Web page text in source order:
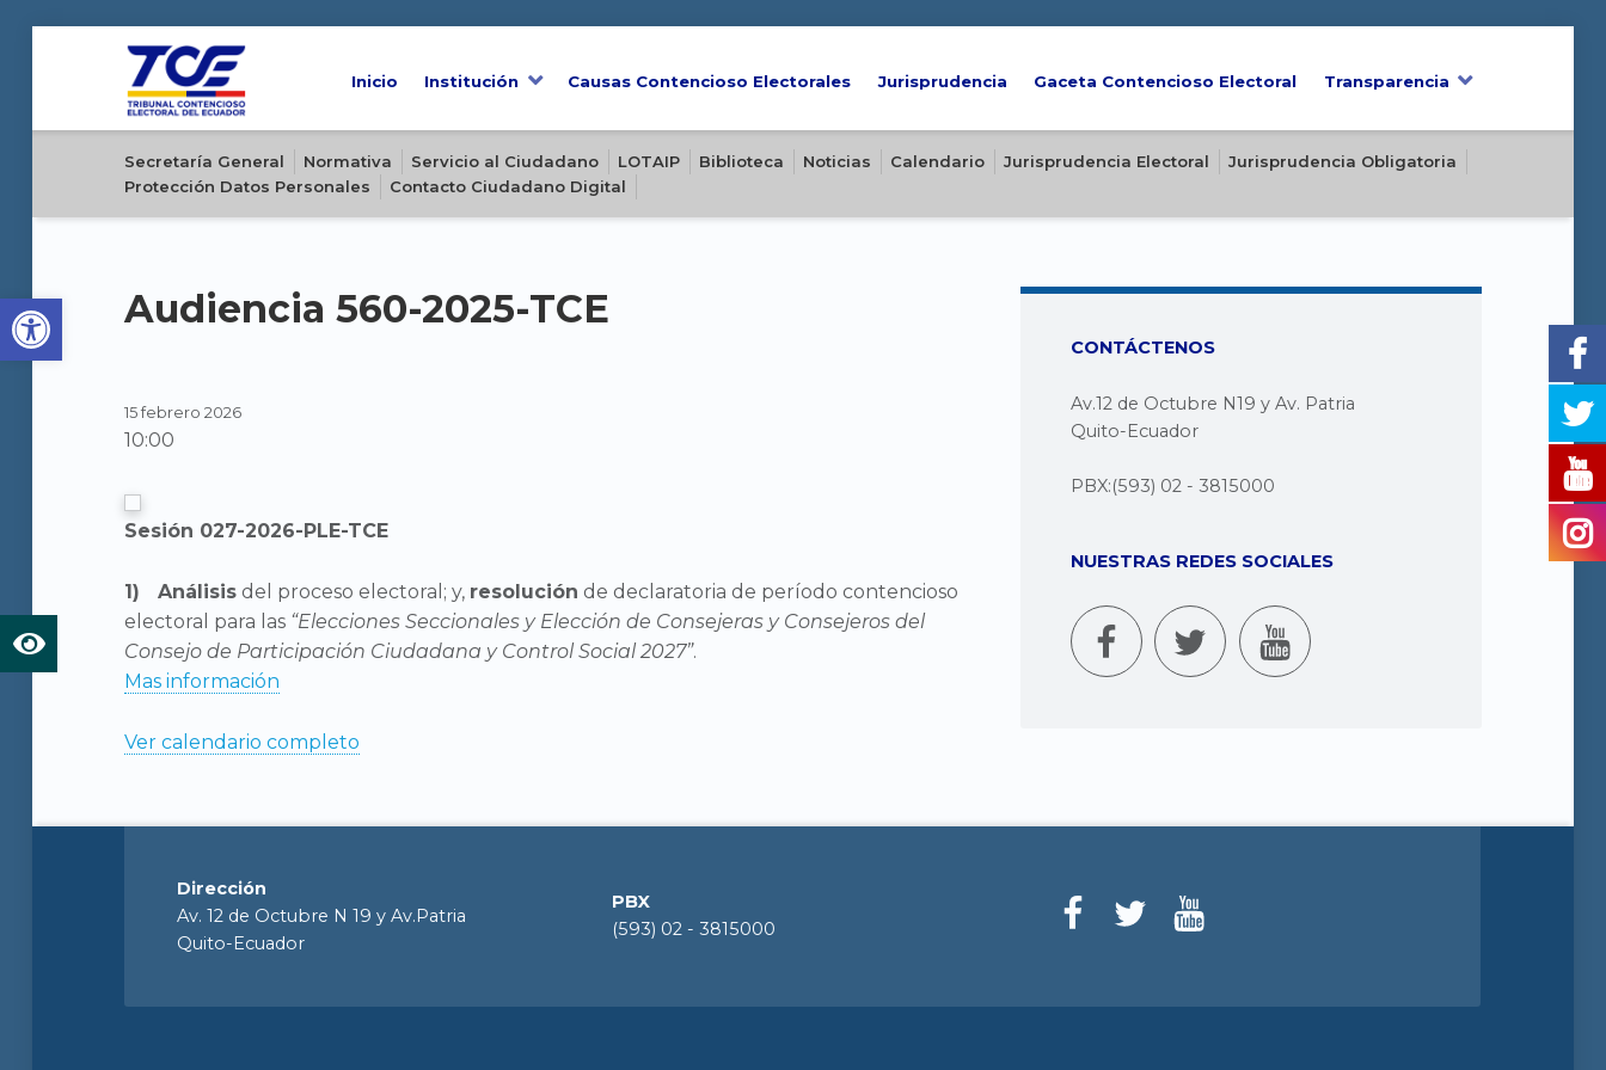
Open toolbar
Inicio Institución Causas Contencioso Electorales Jurisprudencia Gaceta Contencioso Electoral Transparencia
Secretaría General Normativa Servicio al Ciudadano LOTAIP Biblioteca Noticias Calendario Jurisprudencia Electoral
Jurisprudencia Obligatoria
Protección Datos Personales
Contacto Ciudadano Digital
Audiencia 560-2025-TCE
15 febrero 2026
10:00
Sesión 027-2026-PLE-TCE
Análisis del proceso electoral; y, resolución de declaratoria de período contencioso
electoral para las “Elecciones Seccionales y Elección de Consejeras y Consejeros del
Consejo de Participación Ciudadana y Control Social 2027”.
Mas información
Ver calendario completo
CONTÁCTENOS
Av.12 de Octubre N19 y Av. Patria
Quito-Ecuador
PBX:(593) 02 - 3815000
NUESTRAS REDES SOCIALES
Dirección
Av. 12 de Octubre N 19 y Av.Patria
Quito-Ecuador
PBX
(593) 02 - 3815000